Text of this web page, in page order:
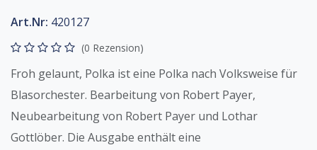
Art.Nr: 420127
(0 Rezension)
Froh gelaunt, Polka ist eine Polka nach Volksweise für
Blasorchester. Bearbeitung von Robert Payer,
Neubearbeitung von Robert Payer und Lothar
Gottlöber. Die Ausgabe enthält eine